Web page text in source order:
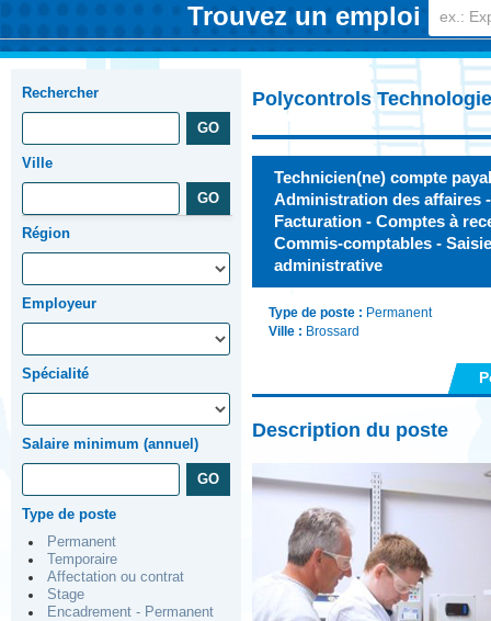
Trouvez un emploi
Rechercher
Ville
Région
Employeur
Spécialité
Salaire minimum (annuel)
Type de poste
Permanent
Temporaire
Affectation ou contrat
Stage
Encadrement - Permanent
Polycontrols
Technicien(ne) compte
Administration des affaires
Facturation - Comptes à
Commis-comptables -
administrative
Type de poste : Permanent
Ville : Brossard
Description du poste